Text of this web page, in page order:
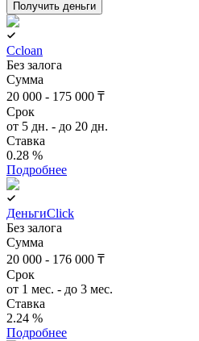
Получить деньги
Ccloan
Без залога
Сумма
20 000 - 175 000 ₸
Срок
от 5 дн. - до 20 дн.
Ставка
0.28 %
Подробнее
ДеньгиClick
Без залога
Сумма
20 000 - 176 000 ₸
Срок
от 1 мес. - до 3 мес.
Ставка
2.24 %
Подробнее